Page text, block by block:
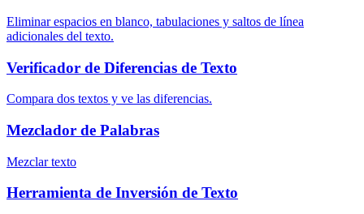
Eliminar espacios en blanco, tabulaciones y saltos de línea
adicionales del texto.
Verificador de Diferencias de Texto
Compara dos textos y ve las diferencias.
Mezclador de Palabras
Mezclar texto
Herramienta de Inversión de Texto